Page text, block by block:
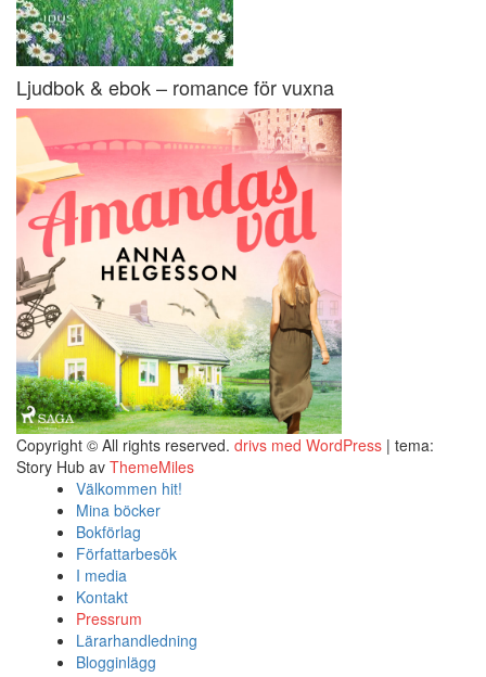
Ljudbok & ebok – romance för vuxna
Copyright © All rights reserved. drivs med WordPress | tema:
Story Hub av ThemeMiles
Välkommen hit!
Mina böcker
Bokförlag
Författarbesök
I media
Kontakt
Pressrum
Lärarhandledning
Blogginlägg